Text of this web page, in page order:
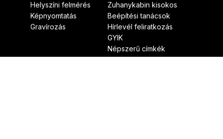
Helyszíni felmérés
Képnyomtatás
Gravírozás
Zuhanykabin kisokos
Beépítési tanácsok
Hírlevél feliratkozás
GYIK
Népszerű címkék